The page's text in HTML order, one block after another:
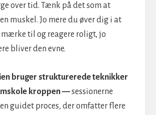
over tid. Tænk på det som at
muskel. Jo mere du øver dig i at
mærke til og reagere roligt, jo
bliver den evne.
bruger strukturerede teknikker
kroppen —sessionerne
guidet proces, der omfatter flere